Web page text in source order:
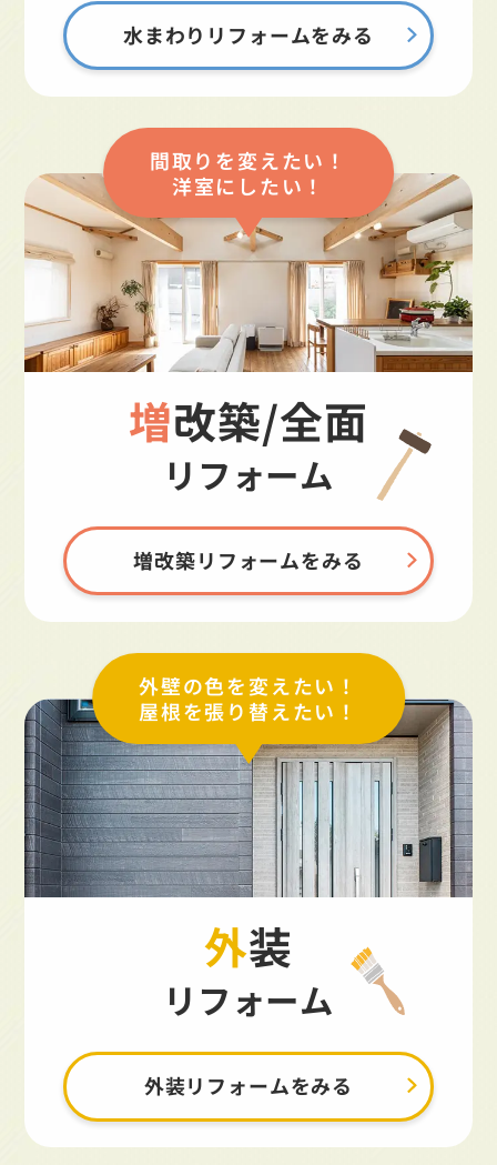
水まわりリフォームをみる
間取りを変えたい！
洋室にしたい！
増改築/全面
リフォーム
増改築リフォームをみる
外壁の色を変えたい！
屋根を張り替えたい！
外装
リフォーム
外装リフォームをみる